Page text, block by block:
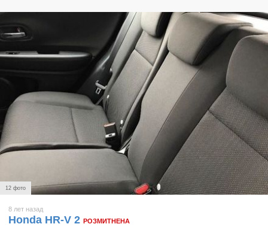
12 фото
8 лет назад
Honda HR-V 2 РОЗМИТНЕНА